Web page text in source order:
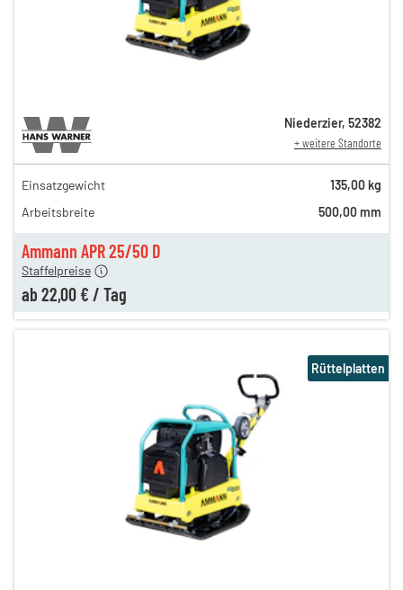
Ammann APR 25/50 D
35,00 €
27,00 €
Staffelpreise
ab 22,00 € / Tag
Niederzier, 52382
+ weitere Standorte
Einsatzgewicht
135,00 kg
Arbeitsbreite
500,00 mm
Rüttelplatten